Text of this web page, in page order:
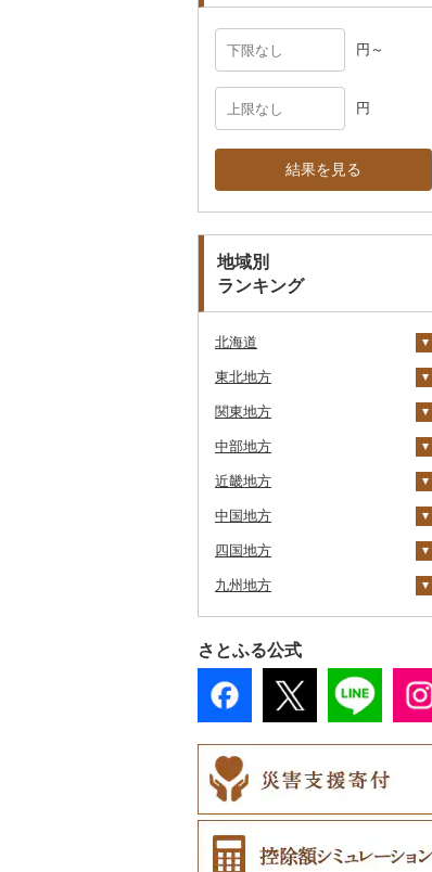
円～
円
結果を見る
地域別
ランキング
北海道
安平町
八雲町
鹿部町
江差町
白老町
せたな町
旭川市
森町
稚内市
標津町
清里町
北斗市
留萌市
釧路町
東北地方
青森県
十和田市
大鰐町
南部町
五戸町
藤崎町
六ヶ所村
東北町
三戸町
東通村
おいらせ町
階上町
岩手県
宮古市
軽米町
岩手町
矢巾町
釜石市
野田村
普代村
一戸町
紫波町
住田町
宮城県
柴田町
色麻町
丸森町
大衡村
加美町
利府町
白石市
山元町
川崎町
秋田県
大潟村
横手市
能代市
小坂町
仙北市
井川町
三種町
湯沢市
山形県
村山市
尾花沢市
上山市
河北町
酒田市
長井市
南陽市
福島県
天栄村
広野町
鏡石町
須賀川市
棚倉町
昭和村
関東地方
茨城県
土浦市
取手市
つくば市
稲敷市
潮来市
五霞町
北茨城市
境町
牛久市
つくばみらい市
栃木県
那須塩原市
市貝町
塩谷町
上三川町
佐野市
真岡市
高根沢町
栃木市
小山市
群馬県
榛東村
下仁田町
玉村町
安中市
川場村
昭和村
明和町
桐生市
埼玉県
春日部市
蕨市
戸田市
毛呂山町
久喜市
川島町
川口市
千葉県
勝浦市
袖ケ浦市
我孫子市
長柄町
八千代市
多古町
東京都
八王子市
日野市
昭島市
葛飾区
墨田区
神奈川県
南足柄市
松田町
中井町
山北町
中部地方
新潟県
十日町市
弥彦村
阿賀町
出雲崎町
魚沼市
佐渡市
燕市
関川村
加茂市
富山県
射水市
氷見市
朝日町
高岡市
魚津市
砺波市
黒部市
富山県（県庁）
石川県
羽咋市
七尾市
白山市
穴水町
輪島市
石川県（県庁）
能登町
福井県
美浜町
小浜市
越前町
若狭町
高浜町
福井県（県庁）
山梨県
富士吉田市
甲斐市
山梨市
大月市
韮崎市
長野県
高森町
御代田町
青木村
長野県（県庁）
岐阜県
養老町
池田町
瑞穂市
静岡県
静岡市
函南町
愛知県
清須市
安城市
近畿地方
三重県
鈴鹿市
伊賀市
木曽岬町
多気町
松阪市
桑名市
明和町
いなべ市
滋賀県
長浜市
高島市
草津市
近江八幡市
竜王町
湖南市
彦根市
京都府
宮津市
伊根町
与謝野町
福知山市
城陽市
京丹後市
大阪府
茨木市
豊能町
枚方市
泉佐野市
藤井寺市
兵庫県
上郡町
神河町
太子町
佐用町
奈良県
曽爾村
宇陀市
山添村
和歌山県
有田市
広川町
中国地方
鳥取県
鳥取県（県庁）
米子市
大山町
琴浦町
日野町
北栄町
智頭町
島根県
雲南市
海士町
津和野町
飯南町
知夫村
吉賀町
岡山県
津山市
西粟倉村
久米南町
新見市
浅口市
広島県
安芸太田町
世羅町
廿日市市
福山市
山口県
柳井市
山口県（県庁）
田布施町
四国地方
徳島県
阿波市
牟岐町
那賀町
三好市
藍住町
東みよし町
香川県
高松市
直島町
さぬき市
三豊市
宇多津町
愛媛県
今治市
鬼北町
八幡浜市
上島町
高知県
香美市
芸西村
日高村
九州地方
福岡県
那珂川市
添田町
大刀洗町
苅田町
春日市
佐賀県
嬉野市
佐賀県（県庁）
江北町
多久市
長崎県
松浦市
諫早市
長与町
熊本県
湯前町
菊池市
大分県
九重町
竹田市
宮崎県
宮崎市
指宿市
沖縄県
さとふる公式